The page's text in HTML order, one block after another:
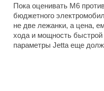
Пока оценивать M6
бюджетного
не две лежанки, а цена,
хода и мощность
параметры Jetta еще